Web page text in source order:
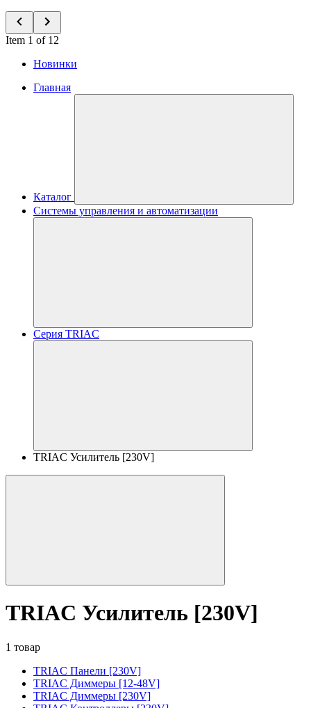
Item 1 of 12
Новинки
Главная
Каталог
Системы управления и автоматизации
Серия TRIAC
TRIAC Усилитель [230V]
TRIAC Усилитель [230V]
1 товар
TRIAC Панели [230V]
TRIAC Диммеры [12-48V]
TRIAC Диммеры [230V]